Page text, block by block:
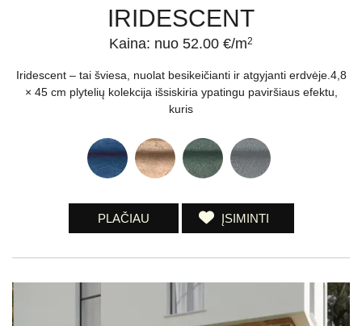
IRIDESCENT
Kaina: nuo 52.00 €/m2
Iridescent – tai šviesa, nuolat besikeičianti ir atgyjanti erdvėje.4,8
× 45 cm plytelių kolekcija išsiskiria ypatingu paviršiaus efektu,
kuris
PLAČIAU ĮSIMINTI